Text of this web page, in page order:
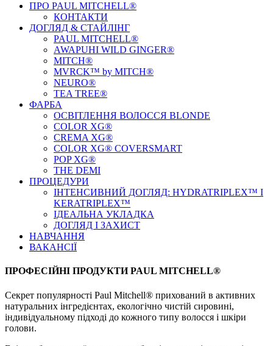
ПРО PAUL MITCHELL®
КОНТАКТИ
ДОГЛЯД & СТАЙЛIНГ
PAUL MITCHELL®
AWAPUHI WILD GINGER®
MITCH®
MVRCK™ by MITCH®
NEURO®
TEA TREE®
ФАРБА
ОСВІТЛЕННЯ ВОЛОССЯ BLONDE
COLOR XG®
CREMA XG®
COLOR XG® COVERSMART
POP XG®
THE DEMI
ПРОЦЕДУРИ
ІНТЕНСИВНИЙ ДОГЛЯД: HYDRATRIPLEX™ І
KERATRIPLEX™
ІДЕАЛЬНА УКЛАДКА
ДОГЛЯД І ЗАХИСТ
НАВЧАННЯ
ВАКАНСІЇ
ПРОФЕСІЙНІ ПРОДУКТИ PAUL MITCHELL®
Секрет популярності Paul Mitchell® прихований в активних
натуральних інгредієнтах, екологічно чистій сировині,
індивідуальному підході до кожного типу волосся і шкіри
голови.